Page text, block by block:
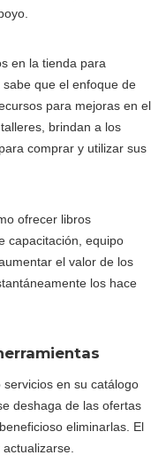
en la tienda para
que el enfoque de
para mejoras en el
brindan a los
comprar y utilizar sus
ofrecer libros
capacitación, equipo
el valor de los
los hace
en su catálogo
deshaga de las ofertas
eliminarlas. El